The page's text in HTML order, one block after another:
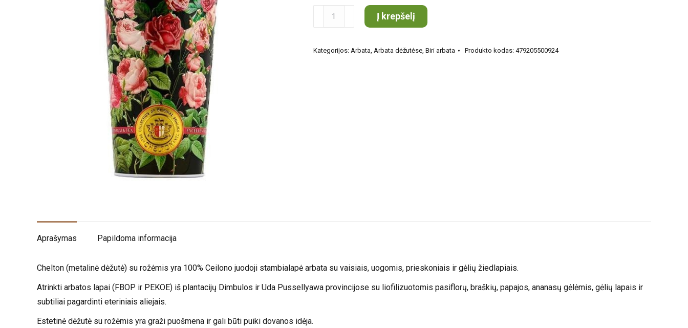
produkto
kiekis:
rožės
Į krepšelį
Kategorijos: Arbata, Arbata dėžutėse, Biri arbata Produkto kodas: 479205500924
Aprašymas Papildoma informacija
Chelton (metalinė dėžutė) su rožėmis yra 100% Ceilono juodoji stambialapė arbata su vaisiais, uogomis, prieskoniais ir gėlių žiedlapiais.
Atrinkti arbatos lapai (FBOP ir PEKOE) iš plantacijų Dimbulos ir Uda Pussellyawa provincijose su liofilizuotomis pasiflorų, braškių, papajos, ananasų gėlėmis, gėlių lapais ir
subtiliai pagardinti eteriniais aliejais.
Estetinė dėžutė su rožėmis yra graži puošmena ir gali būti puiki dovanos idėja.